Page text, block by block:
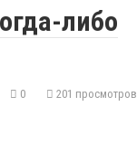
либо
0 201 просмотров